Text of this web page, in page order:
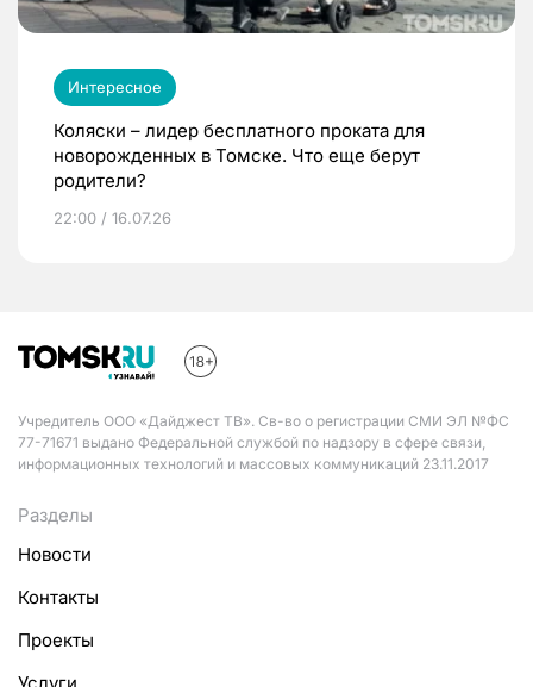
Интересное
Коляски – лидер бесплатного проката для
новорожденных в Томске. Что еще берут
родители?
22:00 / 16.07.26
Учредитель ООО «Дайджест ТВ». Св-во о регистрации СМИ ЭЛ №ФС
77-71671 выдано Федеральной службой по надзору в сфере связи,
информационных технологий и массовых коммуникаций 23.11.2017
Разделы
Новости
Контакты
Проекты